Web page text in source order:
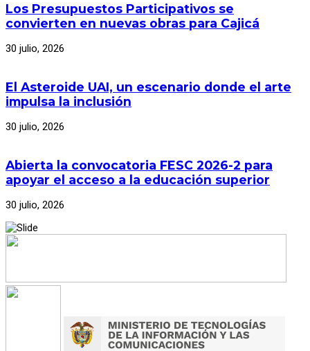
Los Presupuestos Participativos se
convierten en nuevas obras para Cajicá
30 julio, 2026
El Asteroide UAI, un escenario donde el arte
impulsa la inclusión
30 julio, 2026
Abierta la convocatoria FESC 2026-2 para
apoyar el acceso a la educación superior
30 julio, 2026